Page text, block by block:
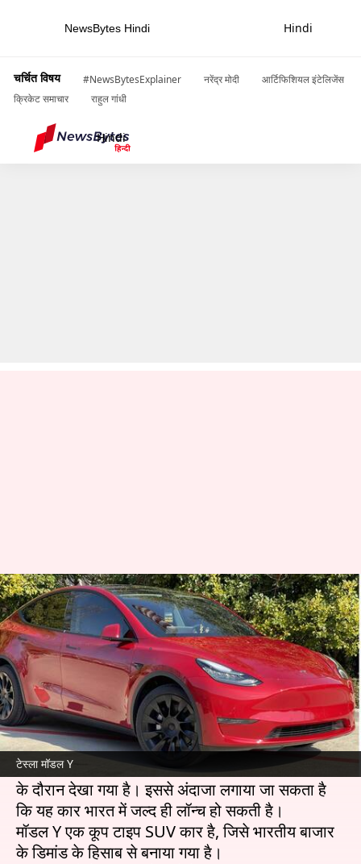
NewsBytes Hindi Hindi
चर्चित विषय #NewsBytesExplainer नरेंद्र मोदी
आर्टिफिशियल इंटेलिजेंस
क्रिकेट समाचार
राहुल गांधी
Hindi
होम / खबरें / टेक्नोलॉजी की खबरें / भारत में टेस्टिंग के दौरान दिखी टेस्ला मॉडल Y, ऐसे होंगे कार के फीचर्स
टेस्ला मॉडल Y
भारत में टेस्टिंग के दौरान दिखी टेस्ला
मॉडल Y, ऐसे होंगे कार के फीचर्स
लेखन अविनाश Aug 27, 2021 06:24 pm
क्या है खबर?
अमेरिका की दिग्गज ऑटोमेकर टेस्ला, इस साल के अंत में
भारतीय बाजार में प्रवेश कर सकती है।
टेस्ला की मॉडल Y को हाल ही में भारतीय सड़कों पर टेस्टिंग
के दौरान देखा गया है। इससे अंदाजा लगाया जा सकता है
कि यह कार भारत में जल्द ही लॉन्च हो सकती है।
मॉडल Y एक कूप टाइप SUV कार है, जिसे भारतीय बाजार
के डिमांड के हिसाब से बनाया गया है।